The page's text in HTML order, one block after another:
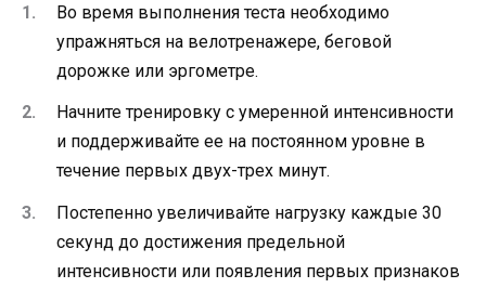
Во время выполнения теста необходимо
упражняться на велотренажере, беговой
дорожке или эргометре.
Начните тренировку с умеренной интенсивности
и поддерживайте ее на постоянном уровне в
течение первых двух-трех минут.
Постепенно увеличивайте нагрузку каждые 30
секунд до достижения предельной
интенсивности или появления первых признаков